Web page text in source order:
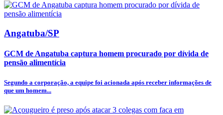
Angatuba/SP
GCM de Angatuba captura homem procurado por dívida de
pensão alimentícia
Segundo a corporação, a equipe foi acionada após receber informações de
que um homem...